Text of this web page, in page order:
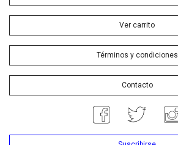
Ver carrito
Términos y condiciones
Contacto